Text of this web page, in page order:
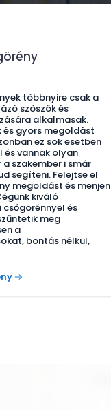
többnyire csak a
szöszök és
alkalmasak.
és gyors megoldást
ez sok esetben
és vannak olyan
szakember i smár
segíteni. Felejtse el
megoldást és menjen
kiváló
csőgörénnyel és
meg
a
bontás nélkül,